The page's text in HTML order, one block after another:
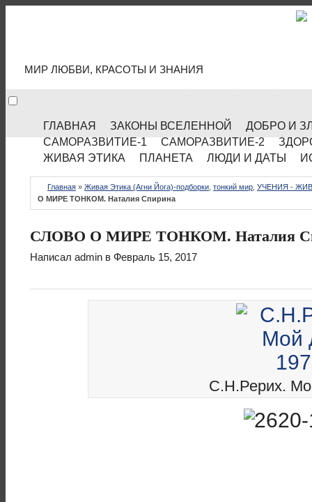
МИР ЛЮБВИ, КРАСОТЫ И ЗНАНИЯ
ГЛАВНАЯ ЗАКОНЫ ВСЕЛЕННОЙ
ДОБРО И
САМОРАЗВИТИЕ-1
САМОРАЗВИТИЕ-2
ЖИВАЯ ЭТИКА
ПЛАНЕТА ЛЮДИ И ДАТЫ
Главная » Живая Этика (Агни Йога)-подборки тонкий мир УЧЕНИЯ -
О МИРЕ ТОНКОМ. Наталия Спирина
СЛОВО О МИРЕ ТОНКОМ. Наталия
Написал admin в Февраль 15, 2017
С.Н.Рерих.